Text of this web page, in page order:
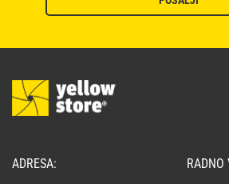
ADRESA: RADNO